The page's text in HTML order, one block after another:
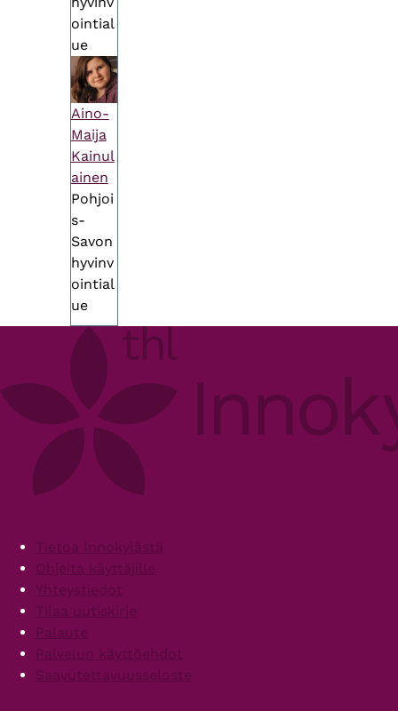
ointial
ue
Aino-
Maija
Kainul
ainen
Pohjoi
s-
Savon
hyvinv
ointial
ue
FooterTietoa Innokylästä
Ohjeita käyttäjille
Yhteystiedot
Tilaa uutiskirje
Palaute
Palvelun käyttöehdot
Saavutettavuusseloste